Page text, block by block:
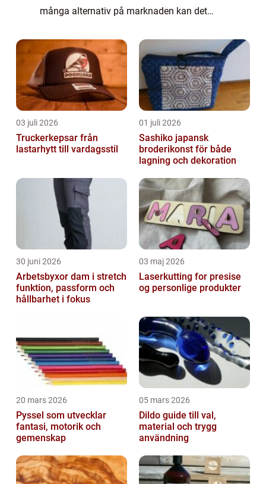
många alternativ på marknaden kan det
artikel kommer vi att ge en övergripande
översik...
03 juli 2026
Truckerkepsar från
lastarhytt till vardagsstil
01 juli 2026
Sashiko japansk
broderikonst för både
lagning och dekoration
30 juni 2026
Arbetsbyxor dam i stretch
funktion, passform och
hållbarhet i fokus
03 maj 2026
Laserkutting for presise
og personlige produkter
20 mars 2026
Pyssel som utvecklar
fantasi, motorik och
gemenskap
05 mars 2026
Dildo guide till val,
material och trygg
användning